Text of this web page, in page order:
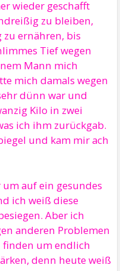
wieder geschafft
zu bleiben,
ernähren, bis
Tief wegen
Mann mich
mich damals wegen
dünn war und
Kilo in zwei
ich ihm zurückgab.
und kam mir ach
auf ein gesundes
ich weiß diese
Aber ich
anderen Problemen
finden um endlich
denn heute weiß